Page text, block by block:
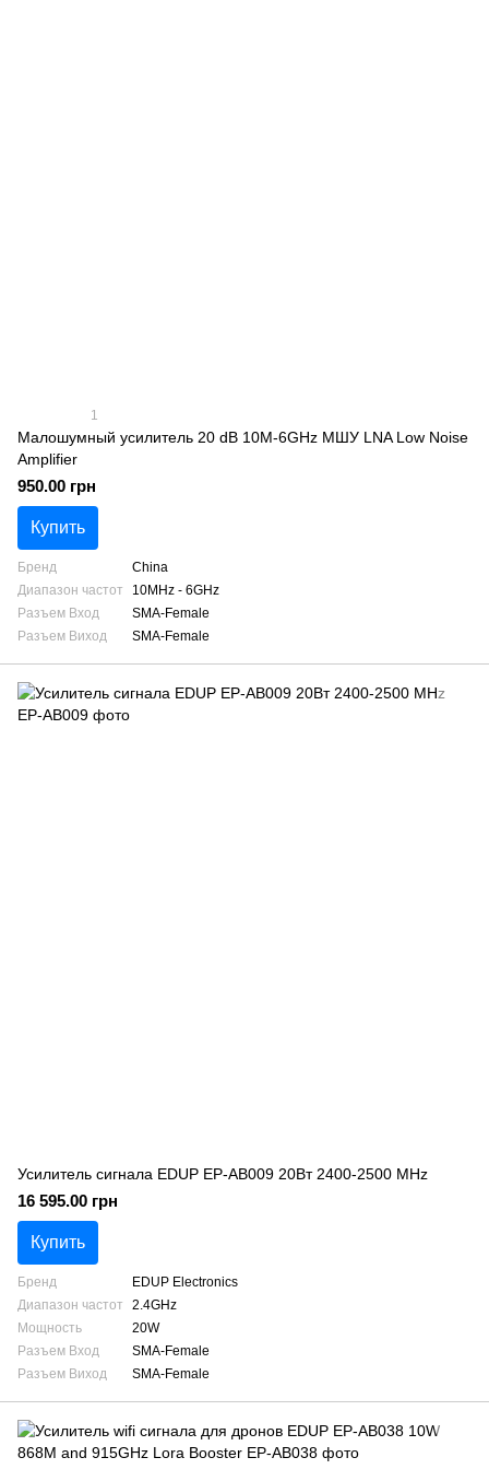
1
Малошумный усилитель 20 dB 10M-6GHz МШУ LNA Low Noise
Amplifier
950.00 грн
Купить
Бренд
China
Диапазон частот
10MHz - 6GHz
Разъем Вход
SMA-Female
Разъем Виход
SMA-Female
Усилитель сигнала EDUP EP-AB009 20Вт 2400-2500 MHz
16 595.00 грн
Купить
Бренд
EDUP Electronics
Диапазон частот
2.4GHz
Мощность
20W
Разъем Вход
SMA-Female
Разъем Виход
SMA-Female